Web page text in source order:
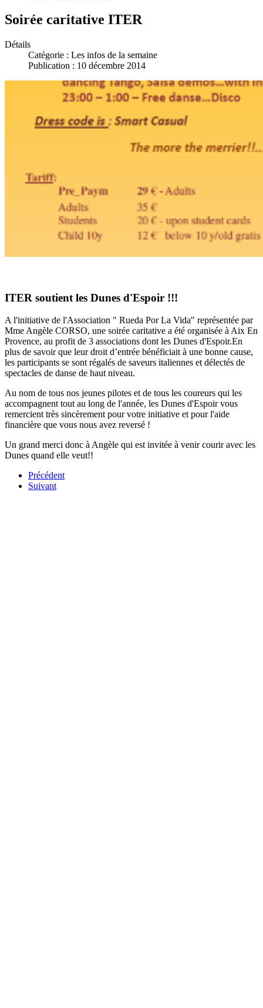
Soirée caritative ITER
Détails
Catégorie : Les infos de la semaine
Publication : 10 décembre 2014
ITER soutient les Dunes d'Espoir !!!
A l'initiative de l'Association " Rueda Por La Vida" représentée par
Mme Angèle CORSO, une soirée caritative a été organisée à Aix En
Provence, au profit de 3 associations dont les Dunes d'Espoir.En
plus de savoir que leur droit d’entrée bénéficiait à une bonne cause,
les participants se sont régalés de saveurs italiennes et délectés de
spectacles de danse de haut niveau.
Au nom de tous nos jeunes pilotes et de tous les coureurs qui les
accompagnent tout au long de l'année, les Dunes d'Espoir vous
remercient très sincèrement pour votre initiative et pour l'aide
financière que vous nous avez reversé !
Un grand merci donc à Angèle qui est invitée à venir courir avec les
Dunes quand elle veut!!
Précédent
Suivant